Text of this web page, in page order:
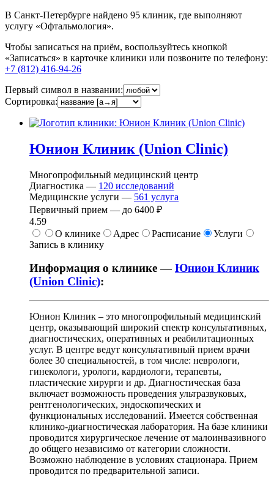
В Санкт-Петербурге найдено 95 клиник, где выполняют
услугу «Офтальмология».
Чтобы записаться на приём, воспользуйтесь кнопкой
«Записаться» в карточке клиники или позвоните по телефону:
+7 (812) 416-94-26
Первый символ в названии:
Сортировка:
Юнион Клиник (Union Clinic)
Многопрофильный медицинский центр
Диагностика — 120 исследований
Медицинские услуги — 561 услуга
Первичный прием — до 6400 ₽
4.59
О клинике
Адрес Расписание
Услуги
Запись в клинику
Информация о клинике —Юнион Клиник
(Union Clinic):
Юнион Клиник – это многопрофильный медицинский
центр, оказывающий широкий спектр консультативных,
диагностических, оперативных и реабилитационных
услуг. В центре ведут консультативный прием врачи
более 30 специальностей, в том числе: неврологи,
гинекологи, урологи, кардиологи, терапевты,
пластические хирурги и др. Диагностическая база
включает возможность проведения ультразвуковых,
рентгенологических, эндоскопических и
функциональных исследований. Имеется собственная
клинико-диагностическая лаборатория. На базе клиники
проводится хирургическое лечение от малоинвазивного
до общего независимо от категории сложности.
Возможно наблюдение в условиях стационара. Прием
проводится по предварительной записи.